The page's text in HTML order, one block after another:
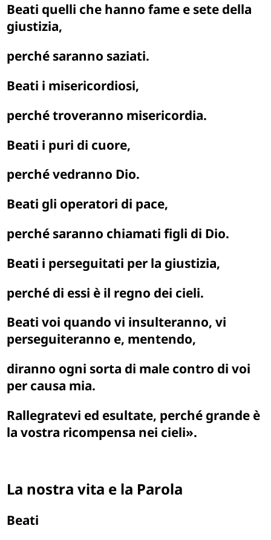
Beati quelli che hanno fame e sete della
giustizia,
perché saranno saziati.
Beati i misericordiosi,
perché troveranno misericordia.
Beati i puri di cuore,
perché vedranno Dio.
Beati gli operatori di pace,
perché saranno chiamati figli di Dio.
Beati i perseguitati per la giustizia,
perché di essi è il regno dei cieli.
Beati voi quando vi insulteranno, vi
perseguiteranno e, mentendo,
diranno ogni sorta di male contro di voi
per causa mia.
Rallegratevi ed esultate, perché grande è
la vostra ricompensa nei cieli».
La nostra vita e la Parola
Beati